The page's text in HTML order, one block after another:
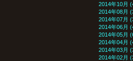
2014年10月
2014年08月
2014年07月
2014年06月
2014年05月
2014年04月
2014年03月
2014年02月